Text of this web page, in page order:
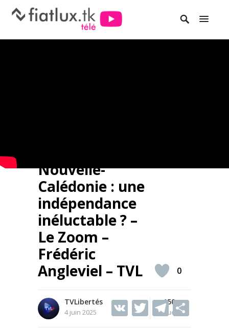
Nouvelle-
Calédonie : une
indépendance
inéluctable ? –
Le Zoom –
Frédéric
Angleviel – TVL
TVLibertés
4 juin 2025
150
Vues
V T T
0